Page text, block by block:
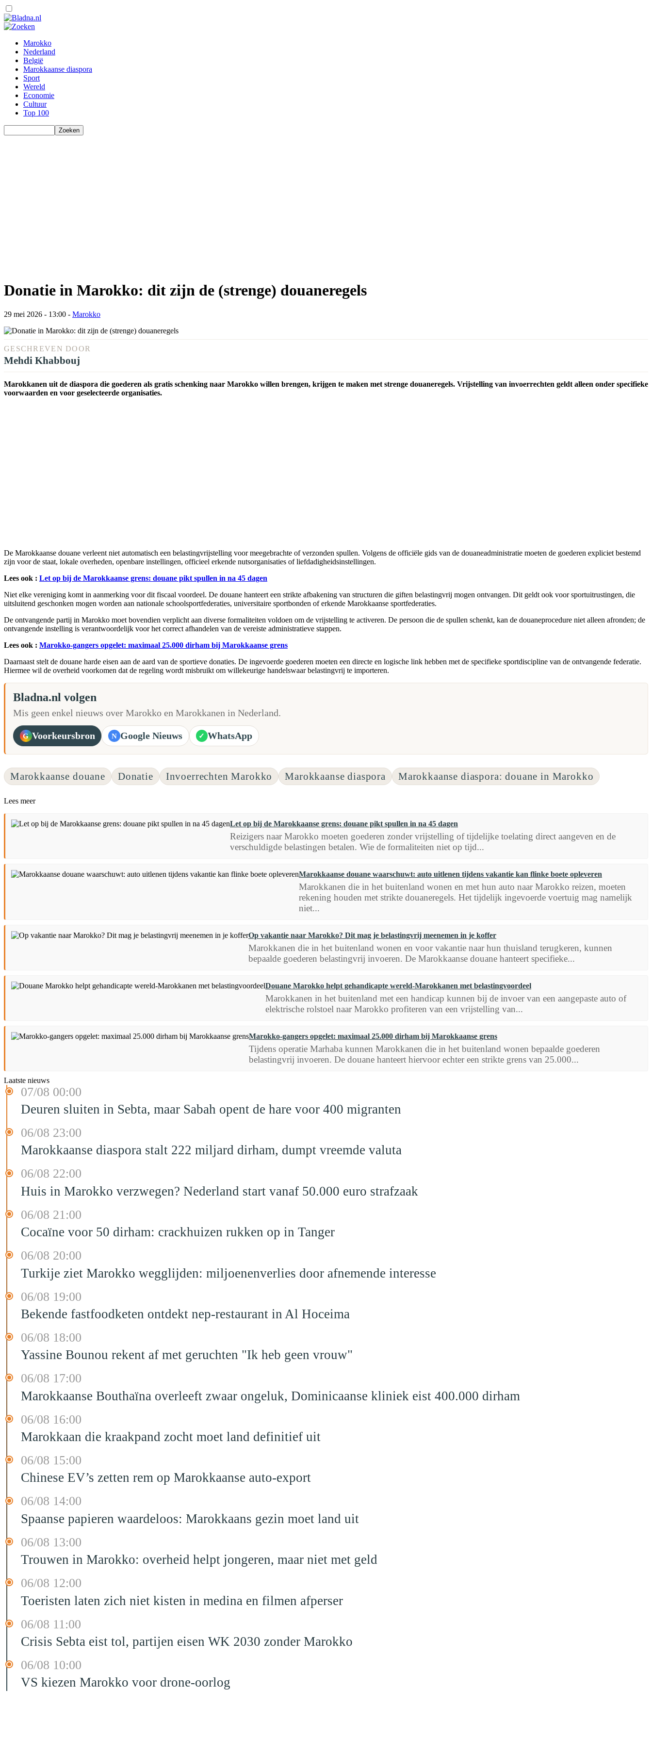
Marokko
Nederland
België
Marokkaanse diaspora
Sport
Wereld
Economie
Cultuur
Top 100
Donatie in Marokko: dit zijn de (strenge) douaneregels
29 mei 2026 - 13:00 - Marokko
GESCHREVEN DOOR
Mehdi Khabbouj
Marokkanen uit de diaspora die goederen als gratis schenking naar Marokko willen brengen, krijgen te maken met strenge douaneregels. Vrijstelling van invoerrechten geldt alleen onder specifieke
voorwaarden en voor geselecteerde organisaties.
De Marokkaanse douane verleent niet automatisch een belastingvrijstelling voor meegebrachte of verzonden spullen. Volgens de officiële gids van de douaneadministratie moeten de goederen expliciet bestemd
zijn voor de staat, lokale overheden, openbare instellingen, officieel erkende nutsorganisaties of liefdadigheidsinstellingen.
Lees ook : Let op bij de Marokkaanse grens: douane pikt spullen in na 45 dagen
Niet elke vereniging komt in aanmerking voor dit fiscaal voordeel. De douane hanteert een strikte afbakening van structuren die giften belastingvrij mogen ontvangen. Dit geldt ook voor sportuitrustingen, die
uitsluitend geschonken mogen worden aan nationale schoolsportfederaties, universitaire sportbonden of erkende Marokkaanse sportfederaties.
De ontvangende partij in Marokko moet bovendien verplicht aan diverse formaliteiten voldoen om de vrijstelling te activeren. De persoon die de spullen schenkt, kan de douaneprocedure niet alleen afronden; de
ontvangende instelling is verantwoordelijk voor het correct afhandelen van de vereiste administratieve stappen.
Lees ook : Marokko-gangers opgelet: maximaal 25.000 dirham bij Marokkaanse grens
Daarnaast stelt de douane harde eisen aan de aard van de sportieve donaties. De ingevoerde goederen moeten een directe en logische link hebben met de specifieke sportdiscipline van de ontvangende federatie.
Hiermee wil de overheid voorkomen dat de regeling wordt misbruikt om willekeurige handelswaar belastingvrij te importeren.
Bladna.nl volgen
Mis geen enkel nieuws over Marokko en Marokkanen in Nederland.
G Voorkeursbron N Google Nieuws ✓ WhatsApp
Marokkaanse douane Donatie Invoerrechten Marokko Marokkaanse diaspora Marokkaanse diaspora: douane in Marokko
Lees meer
Let op bij de Marokkaanse grens: douane pikt spullen in na 45 dagen
Reizigers naar Marokko moeten goederen zonder vrijstelling of tijdelijke toelating direct aangeven en de
verschuldigde belastingen betalen. Wie de formaliteiten niet op tijd...
Marokkaanse douane waarschuwt: auto uitlenen tijdens vakantie kan flinke boete opleveren
Marokkanen die in het buitenland wonen en met hun auto naar Marokko reizen, moeten
rekening houden met strikte douaneregels. Het tijdelijk ingevoerde voertuig mag namelijk
niet...
Op vakantie naar Marokko? Dit mag je belastingvrij meenemen in je koffer
Marokkanen die in het buitenland wonen en voor vakantie naar hun thuisland terugkeren, kunnen
bepaalde goederen belastingvrij invoeren. De Marokkaanse douane hanteert specifieke...
Douane Marokko helpt gehandicapte wereld-Marokkanen met belastingvoordeel
Marokkanen in het buitenland met een handicap kunnen bij de invoer van een aangepaste auto of
elektrische rolstoel naar Marokko profiteren van een vrijstelling van...
Marokko-gangers opgelet: maximaal 25.000 dirham bij Marokkaanse grens
Tijdens operatie Marhaba kunnen Marokkanen die in het buitenland wonen bepaalde goederen
belastingvrij invoeren. De douane hanteert hiervoor echter een strikte grens van 25.000...
Laatste nieuws
07/08 00:00
Deuren sluiten in Sebta, maar Sabah opent de hare voor 400 migranten
06/08 23:00
Marokkaanse diaspora stalt 222 miljard dirham, dumpt vreemde valuta
06/08 22:00
Huis in Marokko verzwegen? Nederland start vanaf 50.000 euro strafzaak
06/08 21:00
Cocaïne voor 50 dirham: crackhuizen rukken op in Tanger
06/08 20:00
Turkije ziet Marokko wegglijden: miljoenenverlies door afnemende interesse
06/08 19:00
Bekende fastfoodketen ontdekt nep-restaurant in Al Hoceima
06/08 18:00
Yassine Bounou rekent af met geruchten "Ik heb geen vrouw"
06/08 17:00
Marokkaanse Bouthaïna overleeft zwaar ongeluk, Dominicaanse kliniek eist 400.000 dirham
06/08 16:00
Marokkaan die kraakpand zocht moet land definitief uit
06/08 15:00
Chinese EV’s zetten rem op Marokkaanse auto-export
06/08 14:00
Spaanse papieren waardeloos: Marokkaans gezin moet land uit
06/08 13:00
Trouwen in Marokko: overheid helpt jongeren, maar niet met geld
06/08 12:00
Toeristen laten zich niet kisten in medina en filmen afperser
06/08 11:00
Crisis Sebta eist tol, partijen eisen WK 2030 zonder Marokko
06/08 10:00
VS kiezen Marokko voor drone-oorlog